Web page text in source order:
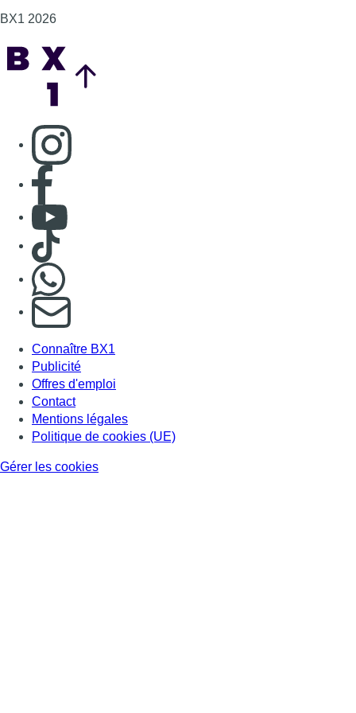
BX1 2026
Consulter page Instagram
Consulter page Facebook
Consulter Youtube
Consulter TikTok
S'abonner à notre newsletter
Connaître BX1
Publicité
Offres d'emploi
Contact
Mentions légales
Politique de cookies (UE)
Gérer les cookies